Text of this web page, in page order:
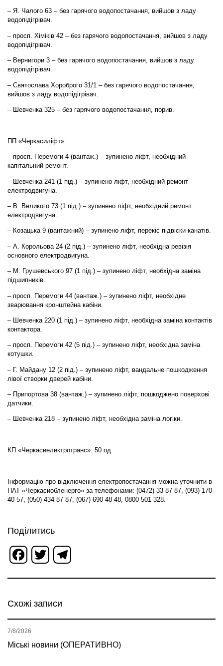
– Я. Чалого 63 – без гарячого водопостачання, вийшов з ладу
водопідігрівач.
– просп. Хіміків 42 – без гарячого водопостачання, вийшов з ладу
водопідігрівач.
– Вернигори 3 – без гарячого водопостачання, вийшов з ладу
водопідігрівач.
– Святослава Хороброго 31/1 – без гарячого водопостачання,
вийшов з ладу водопідігрівач.
– Шевченка 325 – без гарячого водопостачання, порив.
ПП «Черкасиліфт»:
– просп. Перемоги 4 (вантаж.) – зупинено ліфт, необхідний
капітальний ремонт.
– Шевченка 241 (1 під.) – зупинено ліфт, необхідний ремонт
електродвигуна.
– В. Великого 73 (1 під.) – зупинено ліфт, необхідний ремонт
електродвигуна.
– Козацька 9 (вантажний) – зупинено ліфт, перекіс підвіски канатів.
– А. Корольова 24 (2 під.) – зупинено ліфт, необхідна ревізія
основного електродвигуна.
– М. Грушевського 97 (1 під.) – зупинено ліфт, необхідна заміна
підшипників.
– просп. Перемоги 44 (вантаж.) – зупинено ліфт, необхідне
зварювання кронштейна кабіни.
– Шевченка 220 (1 під.) – зупинено ліфт, необхідна заміна контактів
контактора.
– просп. Перемоги 42 (5 під.) – зупинено ліфт, необхідна заміна
котушки.
– Г. Майдану 12 (2 під.) – зупинено ліфт, вандальне пошкодження
лівої створки дверей кабіни.
– Припортова 38 (вантаж.) – зупинено ліфт, пошкоджено поверхові
датчики.
– Шевченка 218 – зупинено ліфт, необхідна заміна логіки.
КП «Черкасиелектротранс»: 50 од.
Інформацію про відключення електропостачання можна уточнити в
ПАТ «Черкасиобленерго» за телефонами: (0472) 33-87-87, (093) 170-
40-57, (050) 434-87-87, (067) 690-48-48, 0800 501-328.
Поділитись
Facebook
Twitter
Схожі записи
Міські новини (ОПЕРАТИВНО)
7/8/2026